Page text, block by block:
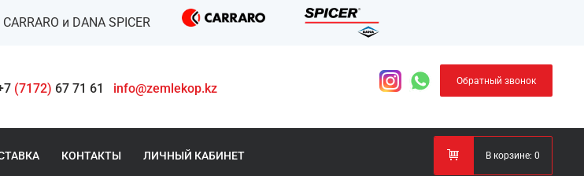
и DANA SPICER
(7172) 67 71 61 info@zemlekop.kz Обратный звонок
КОНТАКТЫ ЛИЧНЫЙ КАБИНЕТ В корзине: 0